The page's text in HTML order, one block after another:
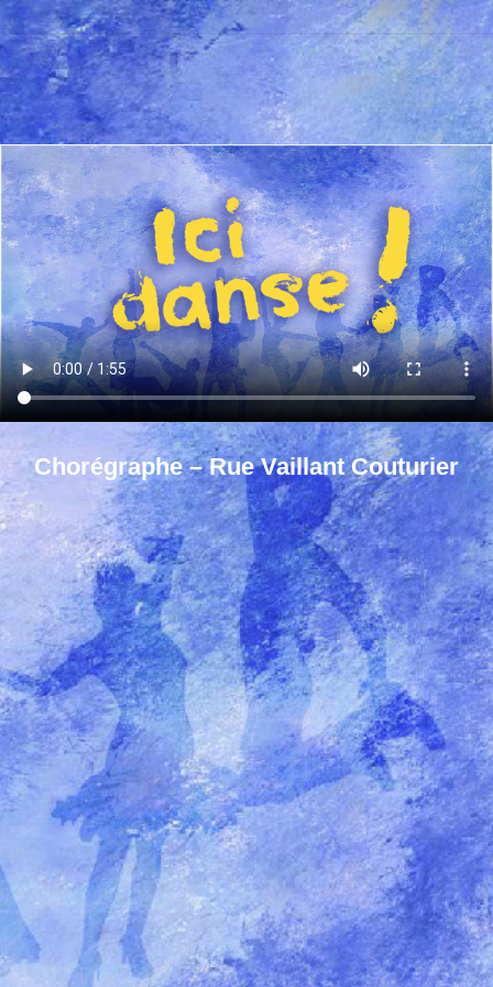
Chorégraphe – Rue Vaillant Couturier